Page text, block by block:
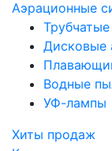
Аэрационные
Дисковые
Водные
УФ-лампы
Хиты продаж